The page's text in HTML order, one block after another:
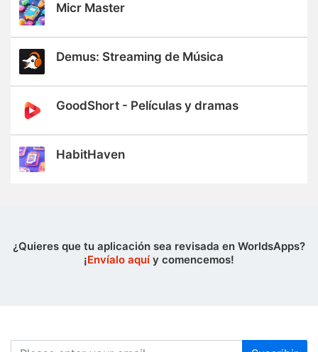
Micr Master
Demus: Streaming de Música
GoodShort - Películas y dramas
HabitHaven
¿Quieres que tu aplicación sea revisada en WorldsApps?
¡Envíalo aquí y comencemos!